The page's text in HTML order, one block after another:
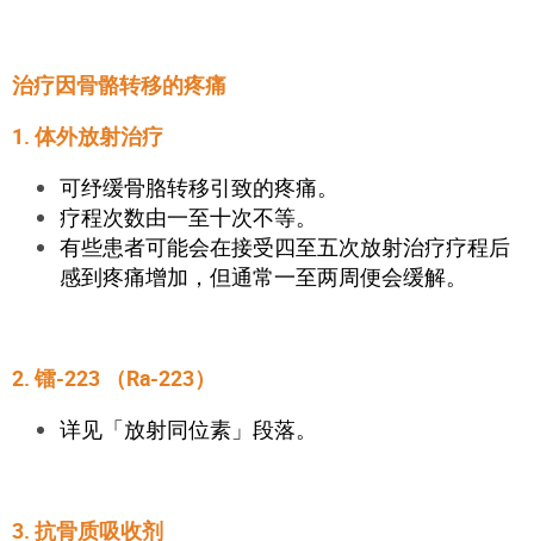
治疗因骨骼转移的疼痛
1. 体外放射治疗
可纾缓骨胳转移引致的疼痛。
疗程次数由一至十次不等。
有些患者可能会在接受四至五次放射治疗疗程后
感到疼痛增加，但通常一至两周便会缓解。
2. 镭-223 （Ra-223）
详见「放射同位素」段落。
3. 抗骨质吸收剂